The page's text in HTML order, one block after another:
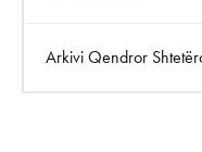
Arkivi Qendror